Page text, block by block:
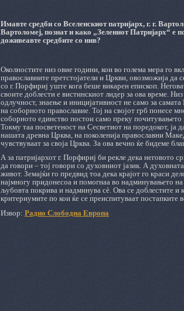
Имавте средби со Вселенскиот патријарх, г. г.
Вартоломеј, познат и како „Зелениот Патријарх“ е
доживеавте средбите со нив?
Околностите низ овие години, кои во голема мера го
православните претстојатели и Цркви, овозможија да
со г. Порфириј уште кога беше викарен епископ.
своите доблести е вистинскиот лидер за ова време.
одлучност, знаење и иницијативност не само за
на соборното православие. Тој на својот грб понесе
соборното единство постои само преку
Токму таа посветеност на Сесветиот на поредокот,
нашата древна Црква, на поколенија православни
чувствуваат за своја Црква. За ова вечно ќе бидеме
А за патријархот г. Порфириј би рекле дека неговото
да говори – тој говори со духовниот јазик. А
живот. Земајќи го предвид тоа дека крајот го краси
најмногу придонесоа и помогнаа во надминувањето
љубовта покрива и надминува сè. Ова се доблестите и
критериумите по кои ќе се преиспитуваат постапките
Извор: Радио Слободна Европа